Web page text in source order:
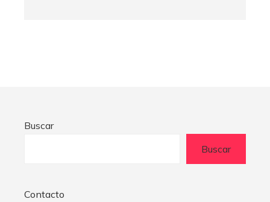
Buscar
Buscar
Contacto